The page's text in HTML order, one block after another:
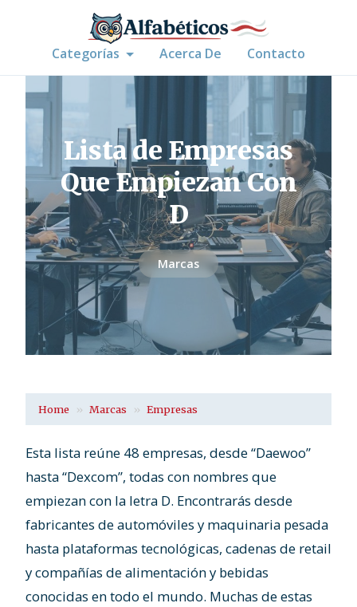
Categorías Acerca De Contacto
Lista de Empresas
Que Empiezan Con
D
Marcas
Home Marcas Empresas
Esta lista reúne 48 empresas, desde “Daewoo”
hasta “Dexcom”, todas con nombres que
empiezan con la letra D. Encontrarás desde
fabricantes de automóviles y maquinaria pesada
hasta plataformas tecnológicas, cadenas de retail
y compañías de alimentación y bebidas
conocidas en todo el mundo. Muchas de estas